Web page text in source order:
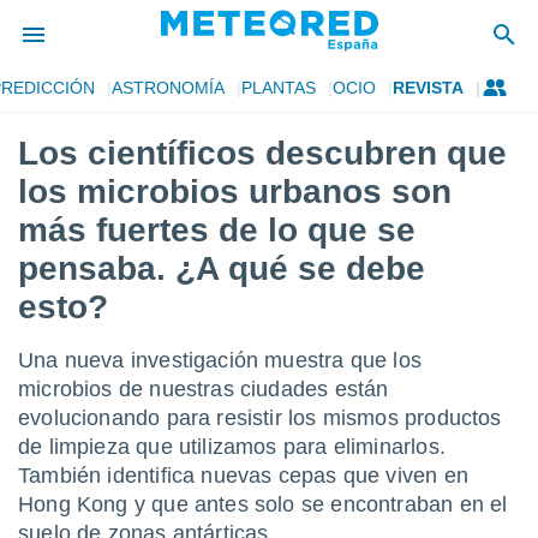
de
por
la
que se
calidad.
a este
y
forma
digital
basada
ASTRONOMÍA PLANTAS OCIO REVISTA
Los científicos descubren que
los microbios urbanos son
más fuertes de lo que se
pensaba. ¿A qué se debe
esto?
Una nueva investigación muestra que los
microbios de nuestras ciudades están
evolucionando para resistir los mismos productos
de limpieza que utilizamos para eliminarlos.
También identifica nuevas cepas que viven en
Hong Kong y que antes solo se encontraban en el
suelo de zonas antárticas.